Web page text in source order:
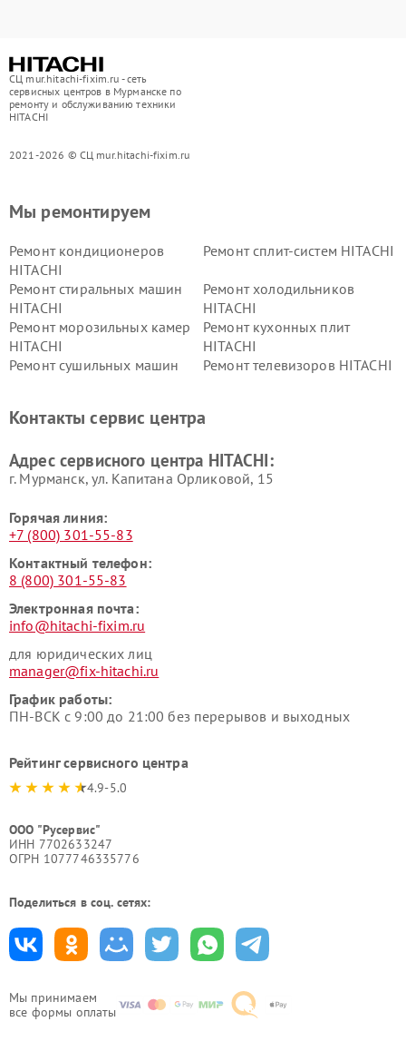
СЦ mur.hitachi-fixim.ru - сеть
сервисных центров в Мурманске по
ремонту и обслуживанию техники
HITACHI
2021-2026 © СЦ mur.hitachi-fixim.ru
Мы принимаем
все формы оплаты
Мы ремонтируем
Ремонт кондиционеров
HITACHI
Ремонт сплит-систем HITACHI
Ремонт стиральных машин
HITACHI
Ремонт холодильников
HITACHI
Ремонт морозильных камер
HITACHI
Ремонт кухонных плит
HITACHI
Ремонт сушильных машин
Ремонт телевизоров HITACHI
данных HITACHI
HITACHI
HITACHI
HITACHI
Контакты сервис центра
Адрес сервисного центра HITACHI:
г. Мурманск, ул. Капитана Орликовой, 15
Горячая линия:
+7 (800) 301-55-83
Контактный телефон:
8 (800) 301-55-83
Электронная почта:
info@hitachi-fixim.ru
для юридических лиц
manager@fix-hitachi.ru
График работы:
ПН-ВСК с 9:00 до 21:00 без перерывов и выходных
Рейтинг сервисного центра
4.9-5.0
ООО "Русервис"
ИНН 7702633247
ОГРН 1077746335776
Поделиться в соц. сетях: